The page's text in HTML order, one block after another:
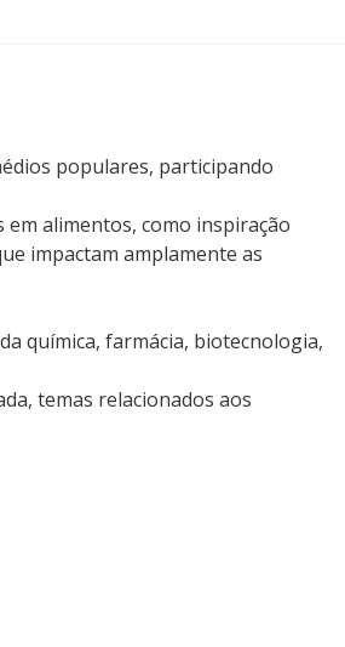
populares, participando
alimentos, como inspiração
impactam amplamente as
química, farmácia, biotecnologia,
temas relacionados aos